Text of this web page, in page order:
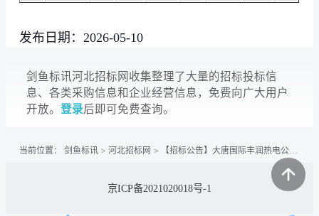
发布日期：2026-05-10
剑鱼标讯河北招标网收集整理了大量的招标投标信
息、各类采购信息和企业经营信息，免费向广大用户
开放。 登录后即可免费查询。
当前位置： 剑鱼标讯 > 河北招标网 > 【招标公告】大唐国际丰润热电公司泡沫灭火剂询比采购公告
京ICP备2021020018号-1